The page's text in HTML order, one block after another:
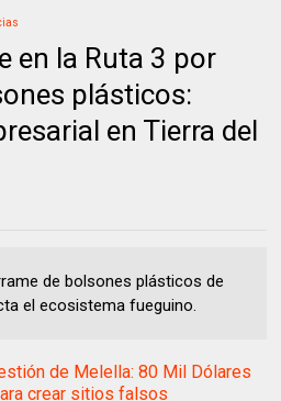
en la Ruta 3 por
plásticos:
en Tierra del
de bolsones plásticos de
el ecosistema fueguino.
de Melella: 80 Mil Dólares
crear sitios falsos